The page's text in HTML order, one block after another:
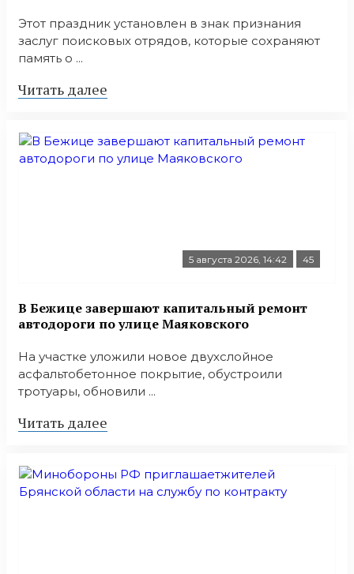
Этот праздник установлен в знак признания
заслуг поисковых отрядов, которые сохраняют
память о ...
Читать далее
5 августа 2026, 14:42 45
В Бежице завершают капитальный ремонт
автодороги по улице Маяковского
На участке уложили новое двухслойное
асфальтобетонное покрытие, обустроили
тротуары, обновили ...
Читать далее